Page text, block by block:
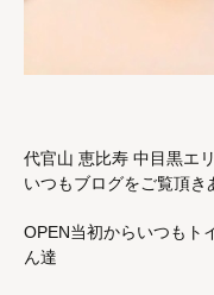
代官山 恵比寿 中目黒エ
いつもブログをご覧頂き
OPEN当初からいつもト
ん達